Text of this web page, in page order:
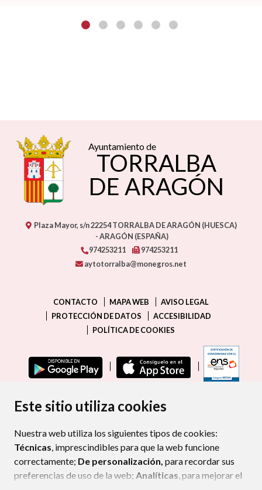
Este sitio utiliza cookies
Nuestra web utiliza los siguientes tipos de cookies:
Técnicas, imprescindibles para que la web funcione
correctamente; De personalización, para recordar sus
preferencias de uso de la web; Analíticas, para mejorar el
Ayuntamiento de
TORRALBA
DE ARAGÓN
Plaza Mayor, s/n22254 TORRALBA DE ARAGÓN (HUESCA)
- ARAGÓN (ESPAÑA)
974253211
974253211
aytotorralba@monegros.net
CONTACTO MAPA WEB
AVISO LEGAL
PROTECCIÓN DE DATOS
ACCESIBILIDAD
POLÍTICA DE COOKIES